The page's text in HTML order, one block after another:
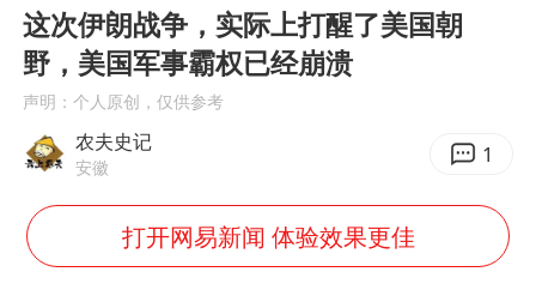
陈幸同晋级WTT横滨冠军赛8强
宇树科技中一签需缴款7.54万元
超颖电子拟投资20.86亿建设新项目
国防部：中国军队坚决反制任何闹海挑衅图谋
台湾海峡南口北上船舶实施交通管制
这次伊朗战争，实际上打醒了美国朝
野，美国军事霸权已经崩溃
声明：个人原创，仅供参考
农夫史记
安徽 1
打开网易新闻 体验效果更佳